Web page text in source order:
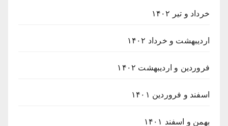
خرداد و تیر ۱۴۰۲
اردیبهشت و خرداد ۱۴۰۲
فروردین و اردیبهشت ۱۴۰۲
اسفند و فروردین ۱۴۰۱
بهمن و اسفند ۱۴۰۱